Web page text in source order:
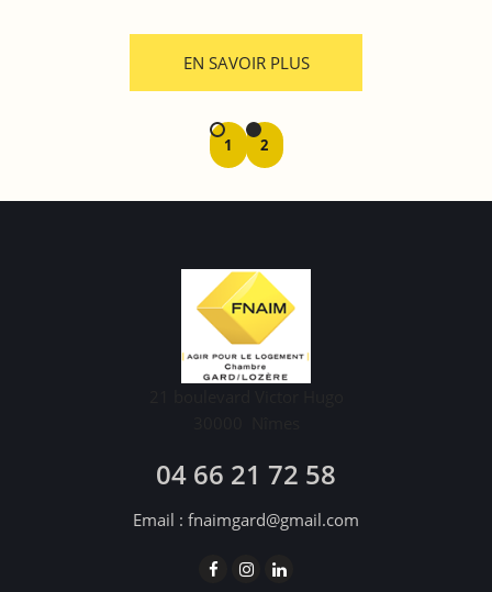
EN SAVOIR PLUS
1 2
04 66 21 72 58
Email : fnaimgard@gmail.com